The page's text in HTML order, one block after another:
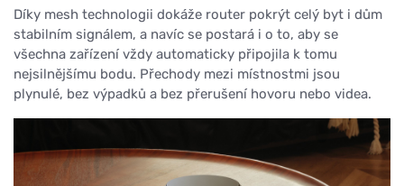
Díky mesh technologii dokáže router pokrýt celý byt i dům
stabilním signálem, a navíc se postará i o to, aby se
všechna zařízení vždy automaticky připojila k tomu
nejsilnějšímu bodu. Přechody mezi místnostmi jsou
plynulé, bez výpadků a bez přerušení hovoru nebo videa.